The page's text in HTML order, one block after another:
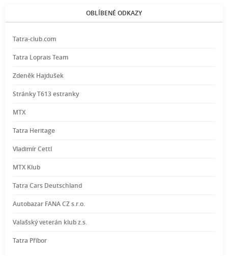
OBLÍBENÉ ODKAZY
Tatra-club.com
Tatra Loprais Team
Zdeněk Hajdušek
Stránky T613 estranky
MTX
Tatra Heritage
Vladimír Cettl
MTX Klub
Tatra Cars Deutschland
Autobazar FANA CZ s.r.o.
Valašský veterán klub z.s.
Tatra Příbor